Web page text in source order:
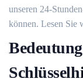
unseren 24-
können.​ Lesen Sie